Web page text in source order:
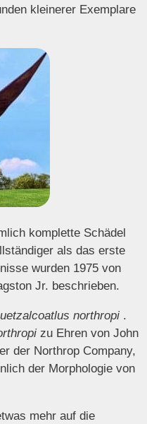
kleinerer Exemplare
komplette Schädel
als das erste
wurden 1975 von
Jr. beschrieben.
northropi .
zu Ehren von John
der Northrop Company,
der Morphologie von
mehr auf die